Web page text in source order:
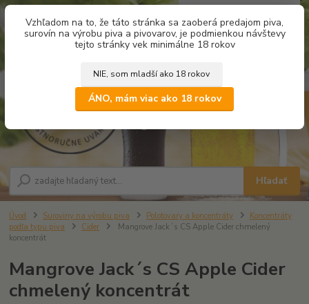
Vzhľadom na to, že táto stránka sa zaoberá predajom piva,
surovín na výrobu piva a pivovarov, je podmienkou návštevy
tejto stránky vek minimálne 18 rokov
NIE, som mladší ako 18 rokov
ÁNO, mám viac ako 18 rokov
Hľadať
za0,00 €
Úvod Suroviny na výrobu piva Polotovary a koncentráty
Koncentráty
podľa typu piva
Cider
Mangrove Jack´s CS Apple Cider chmelený
koncentrát
Mangrove Jack´s CS Apple Cider
chmelený koncentrát